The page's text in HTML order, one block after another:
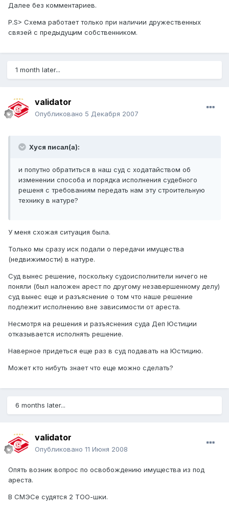
Далее без комментариев.
P.S> Схема работает только при наличии дружественных
связей с предыдущим собственником.
1 month later...
validator
Опубликовано 5 Декабря 2007
Хуся писал(а):
и попутно обратиться в наш суд с ходатайством об
изменении способа и порядка исполнения судебного
решеня с требованиям передать нам эту строительную
технику в натуре?
У меня схожая ситуация была.
Только мы сразу иск подали о передачи имущества
(недвижимости) в натуре.
Суд вынес решение, поскольку судоисполнители ничего не
поняли (был наложен арест по другому незавершенному делу)
суд вынес еще и разъяснение о том что наше решение
подлежит исполнению вне зависимости от ареста.
Несмотря на решения и разъяснения суда Деп Юстиции
отказывается исполнять решение.
Наверное придеться еще раз в суд подавать на Юстицию.
Может кто нибуть знает что еще можно сделать?
6 months later...
validator
Опубликовано 11 Июня 2008
Опять возник вопрос по освобождению имущества из под
ареста.
В СМЭСе судятся 2 ТОО-шки.